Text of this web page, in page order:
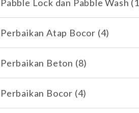
Pabble Lock dan Pabble Wash
Perbaikan Atap Bocor (4)
Perbaikan Beton (8)
Perbaikan Bocor (4)